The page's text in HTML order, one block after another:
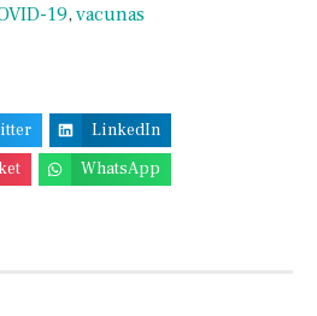
19, vacunas
LinkedIn
WhatsApp